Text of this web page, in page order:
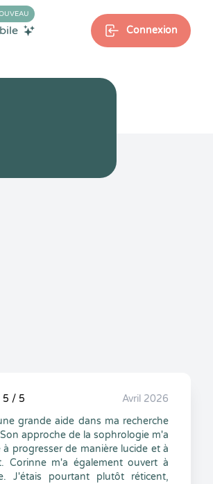
Connexion
5 / 5
Avril 2026
grande aide dans ma recherche
approche de la sophrologie m'a
progresser de manière lucide et à
Corinne m'a également ouvert à
J'étais pourtant plutôt réticent,